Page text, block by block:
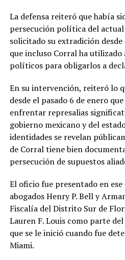
La defensa reiteró que había
persecución política del
solicitado su extradición
que incluso Corral ha
políticos para obligarlos a
En su intervención, reiteró lo
desde el pasado 6 de enero
enfrentar represalias
gobierno mexicano y del
identidades se revelan
de Corral tiene bien
persecución de supuestos
El oficio fue presentado en
abogados Henry P. Bell y
Fiscalía del Distrito Sur de
Lauren F. Louis como parte
que se le inició cuando fue
Miami.